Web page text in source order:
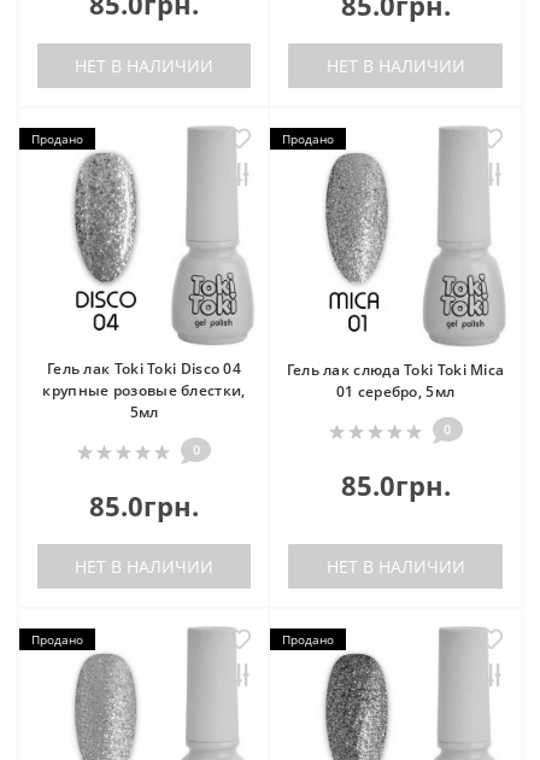
НЕТ В НАЛИЧИИ НЕТ В НАЛИЧИИ
Продано
Гель лак Toki Toki Disco 04
крупные розовые блестки,
5мл
0
85.0грн.
НЕТ В НАЛИЧИИ
Продано
Гель лак слюда Toki Toki Mica
01 серебро, 5мл
0
85.0грн.
НЕТ В НАЛИЧИИ
Продано Продано